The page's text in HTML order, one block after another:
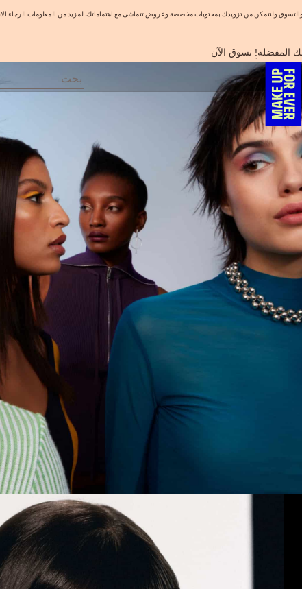
ولنتمكن من تزويدك بمحتويات مخصصة وعروض تتماشى مع اهتماماتك. لمزيد من المعلومات الرجاء
لجميع الطلبات
ادفع لاحقاً مع تابي
المفضلة! تسوق الآن